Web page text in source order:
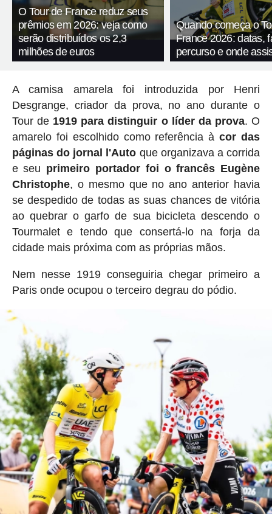
O Tour de France reduz seus
prêmios em 2026: veja como
serão distribuídos os 2,3
milhões de euros
Quando começa o
France 2026: datas,
percurso e onde
A camisa amarela foi introduzida por Henri
Desgrange, criador da prova, no ano durante o
Tour de 1919 para distinguir o líder da prova. O
amarelo foi escolhido como referência àcor das
páginas do jornal l'Auto que organizava a corrida
e seu primeiro portador foi o francês Eugène
Christophe, o mesmo que no ano anterior havia
se despedido de todas as suas chances de vitória
ao quebrar o garfo de sua bicicleta descendo o
Tourmalet e tendo que consertá-lo na forja da
cidade mais próxima com as próprias mãos.
Nem nesse 1919 conseguiria chegar primeiro a
Paris onde ocupou o terceiro degrau do pódio.